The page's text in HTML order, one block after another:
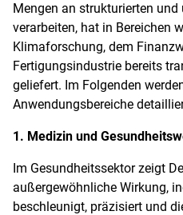
Mengen an strukturierten
verarbeiten, hat in Bereichen
Klimaforschung, dem
Fertigungsindustrie bereits
geliefert. Im Folgenden
Anwendungsbereiche
1. Medizin und
Im Gesundheitssektor zeigt
außergewöhnliche Wirkung,
beschleunigt, präzisiert und